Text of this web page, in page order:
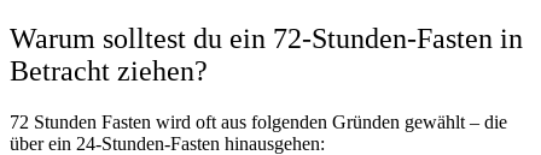
Warum solltest du ein 72-Stunden-Fasten in
Betracht ziehen?
72 Stunden Fasten wird oft aus folgenden Gründen gewählt – die
über ein 24-Stunden-Fasten hinausgehen: